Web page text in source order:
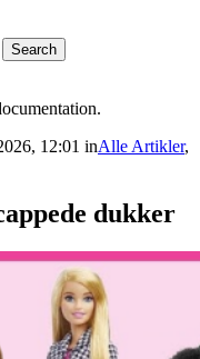
Search
12:01 inAlle Artikler,
dukker